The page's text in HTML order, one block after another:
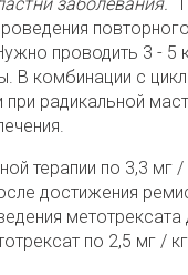
заболевания.
проводить 3 - 5
В комбинации с
радикальной
терапии по 3,3 мг
достижения
по 2,5 мг / кг